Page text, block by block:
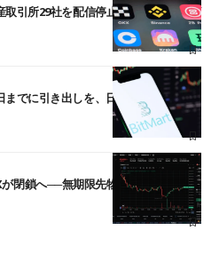
引所29社を配信停止──OKXやバイビ
でに引き出しを、日本人利用者も対
閉鎖へ──無期限先物を生んだ11年に